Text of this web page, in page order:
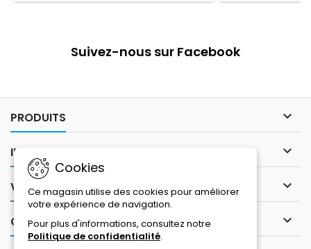
Suivez-nous sur Facebook
PRODUITS 
INFORMATIONS 
VOTRE COMPTE 
CONTACT 
Cookies
Ce magasin utilise des cookies pour améliorer
votre expérience de navigation.
Pour plus d'informations, consultez notre
Politique de confidentialité.